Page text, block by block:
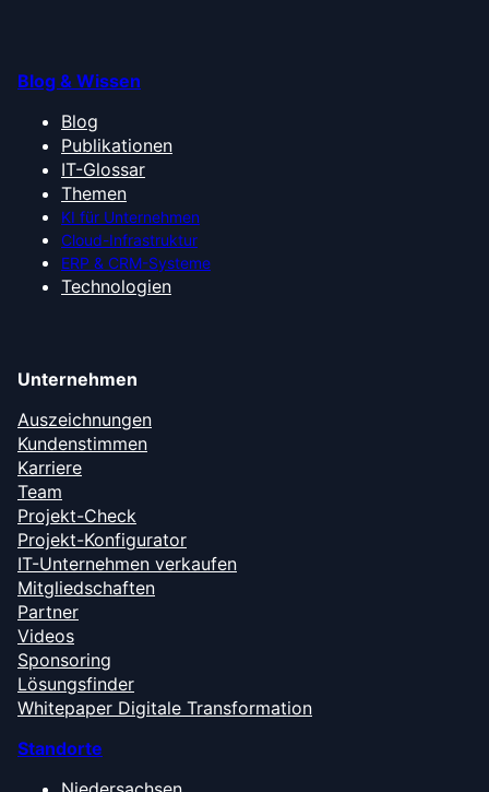
Blog & Wissen
Blog
Publikationen
IT-Glossar
Themen
KI für Unternehmen
Cloud-Infrastruktur
ERP & CRM-Systeme
Technologien
Unternehmen
Auszeichnungen
Kundenstimmen
Karriere
Team
Projekt-Check
Projekt-Konfigurator
IT-Unternehmen verkaufen
Mitgliedschaften
Partner
Videos
Sponsoring
Lösungsfinder
Whitepaper Digitale Transformation
Standorte